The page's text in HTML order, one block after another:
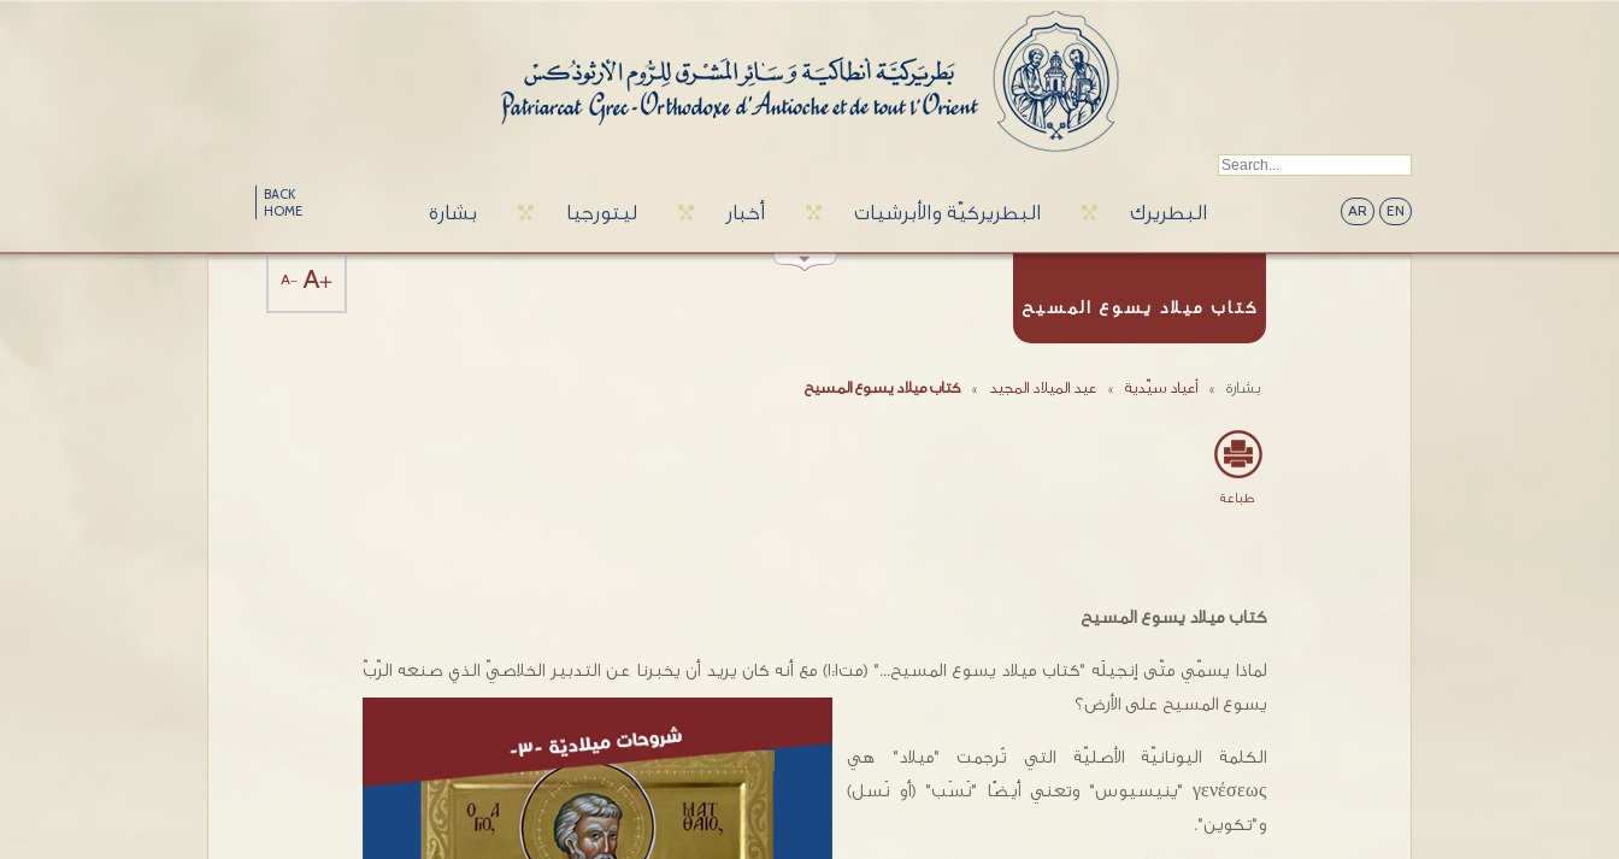
BACK
HOME
بشارة ليتورجيا أخبار البطريركيّة والأبرشيات البطريرك AR EN
كتاب ميلاد يسوع المسيح
بشارة » أعياد سيّدية » عيد الميلاد المجيد » كتاب ميلاد يسوع المسيح
A- A+
طباعة
كتاب ميلاد يسوع المسيح
لماذا يسمّي متّى إنجيلَه "كتاب ميلاد يسوع المسيح..." (مت١:١) مع أنه كان يريد أن يخبرنا عن التدبير الخلاصيّ الذي صنعه الرّبّ
يسوع المسيح على الأرض؟
الكلمة اليونانيّة الأصليّة التي تُرجمت "ميلاد" هي
γενέσεως "ينيسيوس" وتعني أيضًا "نَسَب" (أو نَسل)
و"تكوين".